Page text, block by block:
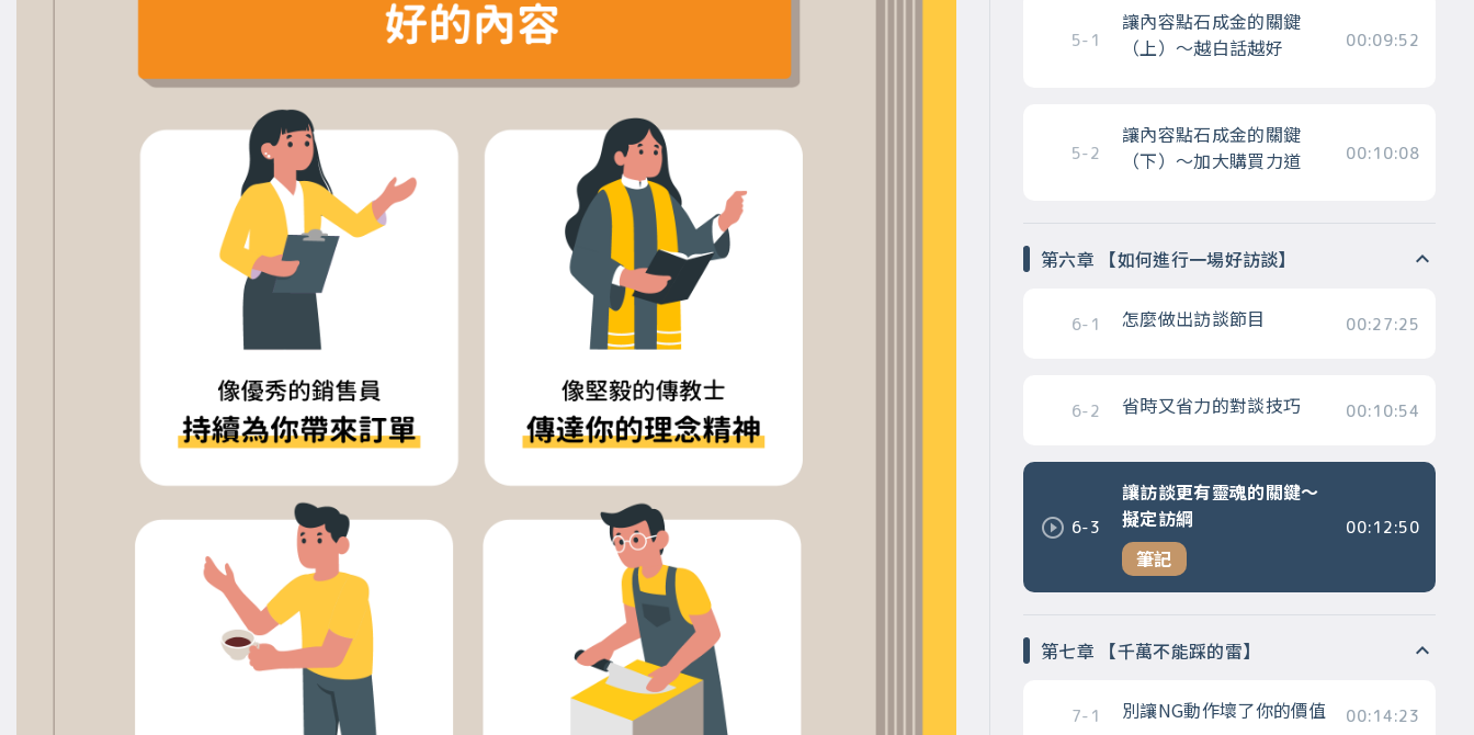
5-1
讓內容點石成金的關鍵
（上）～越白話越好
00:09:52
5-2
讓內容點石成金的關鍵
（下）～加大購買力道
00:10:08
第六章 【如何進行一場好訪談】
6-1 怎麼做出訪談節目 00:27:25
6-2 省時又省力的對談技巧 00:10:54
6-3
讓訪談更有靈魂的關鍵～
擬定訪綱
筆記
00:12:50
第七章 【千萬不能踩的雷】
7-1 別讓NG動作壞了你的價值 00:14:23